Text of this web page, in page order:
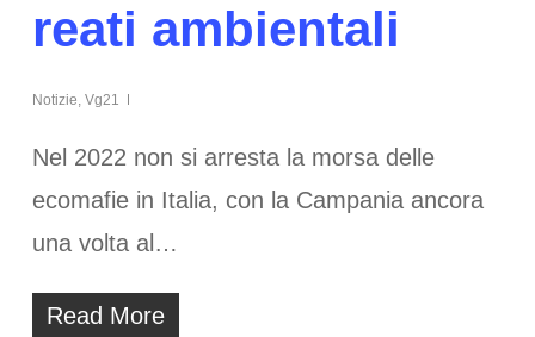
reati ambientali
Notizie, Vg21
Nel 2022 non si arresta la morsa delle
ecomafie in Italia, con la Campania ancora
una volta al…
Read More